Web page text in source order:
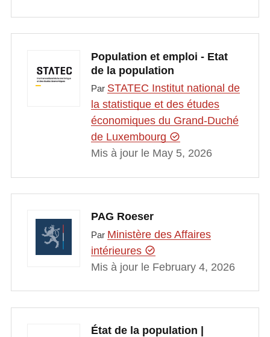
Population et emploi - Etat
de la population
Par STATEC Institut national de
la statistique et des études
économiques du Grand-Duché
de Luxembourg
Mis à jour le May 5, 2026
PAG Roeser
Par Ministère des Affaires
intérieures
Mis à jour le February 4, 2026
État de la population |